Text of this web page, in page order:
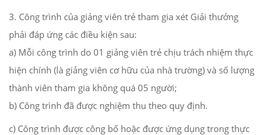
3. Công trình của giảng viên trẻ tham gia xét Giải thưởng
phải đáp ứng các điều kiện sau:
a) Mỗi công trình do 01 giảng viên trẻ chịu trách nhiệm thực
hiện chính (là giảng viên cơ hữu của nhà trường) và số lượng
thành viên tham gia không quá 05 người;
b) Công trình đã được nghiệm thu theo quy định.
c) Công trình được công bố hoặc được ứng dụng trong thực